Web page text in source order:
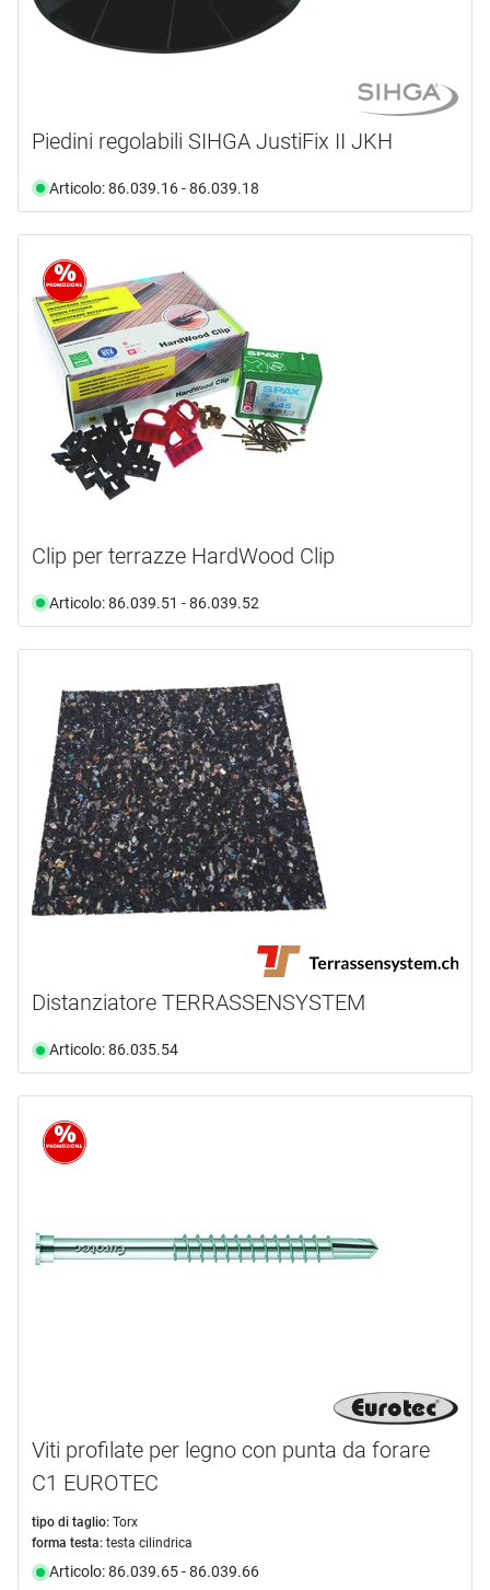
Piedini regolabili SIHGA JustiFix II JKH
Articolo: 86.039.16 - 86.039.18
Clip per terrazze HardWood Clip
Articolo: 86.039.51 - 86.039.52
Distanziatore TERRASSENSYSTEM
Articolo: 86.035.54
Viti profilate per legno con punta da forare
C1 EUROTEC
tipo di taglio: Torx
forma testa: testa cilindrica
Articolo: 86.039.65 - 86.039.66